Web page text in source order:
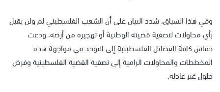
وفي هذا السياق، شدد البيان على أن الشعب الفلسطيني لم ولن يقبل
بأي محاولات لتصفية قضيته الوطنية أو تهجيره من أرضه، ودعت
حماس كافة الفصائل الفلسطينية إلى التوحد في مواجهة هذه
المخططات والمحاولات الرامية إلى تصفية القضية الفلسطينية وفرض
حلول غير عادلة.